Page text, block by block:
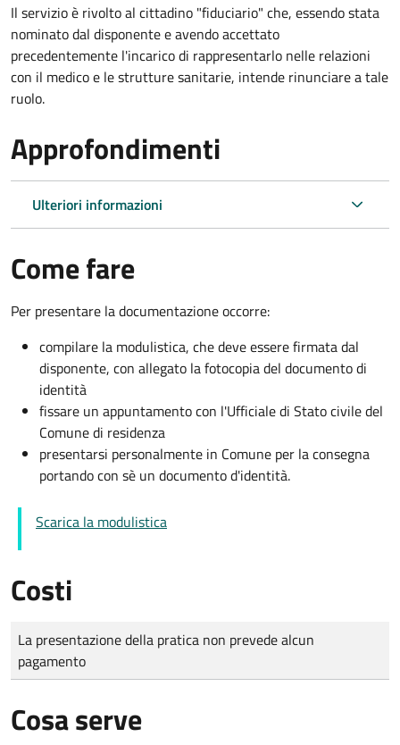
Il servizio è rivolto al cittadino "fiduciario" che, essendo stata
nominato dal disponente e avendo accettato
precedentemente l'incarico di rappresentarlo nelle relazioni
con il medico e le strutture sanitarie, intende rinunciare a tale
ruolo.
Approfondimenti
Ulteriori informazioni
Come fare
Per presentare la documentazione occorre:
compilare la modulistica, che deve essere firmata dal
disponente, con allegato la fotocopia del documento di
identità
fissare un appuntamento con l'Ufficiale di Stato civile del
Comune di residenza
presentarsi personalmente in Comune per la consegna
portando con sè un documento d'identità.
Scarica la modulistica
Costi
Tipo di pagamento
Importo
La presentazione della pratica non prevede alcun
pagamento
Cosa serve